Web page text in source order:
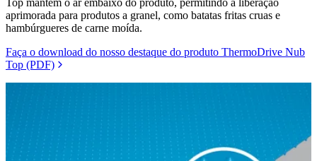
aprimorada para produtos a granel, como batatas fritas cruas e
hambúrgueres de carne moída.
Faça o download do nosso destaque do produto ThermoDrive Nub
Top (PDF)